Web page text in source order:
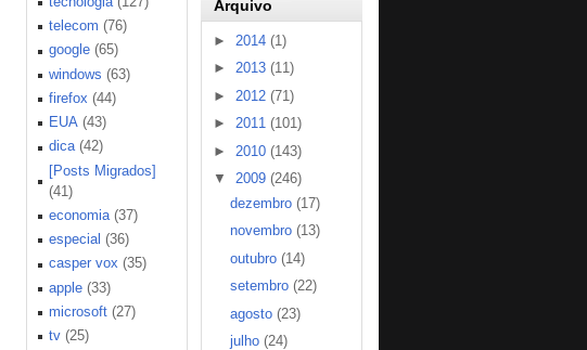
telecom (76)
google (65)
windows (63)
firefox (44)
EUA (43)
dica (42)
[Posts Migrados]
(41)
economia (37)
especial (36)
casper vox (35)
apple (33)
microsoft (27)
tv (25)
Arquivo
► 2014(1)
►2013(11)
► 2012(71)
►2011(101)
► 2010(143)
▼
2009(246)
dezembro (17)
novembro (13)
outubro (14)
setembro (22)
agosto (23)
julho (24)